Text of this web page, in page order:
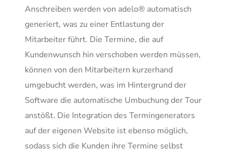
Anschreiben werden von adelo® automatisch
generiert, was zu einer Entlastung der
Mitarbeiter führt. Die Termine, die auf
Kundenwunsch hin verschoben werden müssen,
können von den Mitarbeitern kurzerhand
umgebucht werden, was im Hintergrund der
Software die automatische Umbuchung der Tour
anstößt. Die Integration des Termingenerators
auf der eigenen Website ist ebenso möglich,
sodass sich die Kunden ihre Termine selbst